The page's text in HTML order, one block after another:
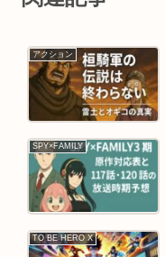
アクション
SPY×FAMILY
TO BE HERO X